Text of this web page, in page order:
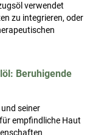
verwendet
zu integrieren, oder
Beruhigende
seiner
empfindliche Haut